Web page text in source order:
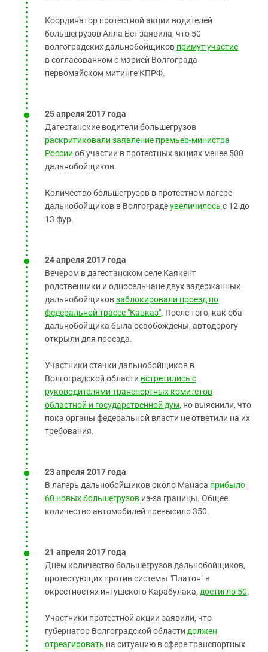
Координатор протестной акции водителей
большегрузов Алла Бег заявила, что 50
волгоградских дальнобойщиков примут участие
в согласованном с мэрией Волгограда
первомайском митинге КПРФ.
25 апреля 2017 года
Дагестанские водители большегрузов
раскритиковали заявление премьер-министра
России об участии в протестных акциях менее 500
дальнобойщиков.
Количество большегрузов в протестном лагере
дальнобойщиков в Волгоградеувеличилось с 12 до
13 фур.
24 апреля 2017 года
Вечером в дагестанском селе Каякент
родственники и односельчане двух задержанных
дальнобойщиковзаблокировали проезд по
федеральной трассе "Кавказ". После того, как оба
дальнобойщика была освобождены, автодорогу
открыли для проезда.
Участники стачки дальнобойщиков в
Волгоградской области встретились с
руководителями транспортных комитетов
областной и государственной дум, но выяснили, что
пока органы федеральной власти не ответили на их
требования.
23 апреля 2017 года
В лагерь дальнобойщиков около Манаса прибыло
60 новых большегрузов из-за границы. Общее
количество автомобилей превысило 350.
21 апреля 2017 года
Днем количество большегрузов дальнобойщиков,
протестующих против системы "Платон" в
окрестностях ингушского Карабулака, достигло 50.
Участники протестной акции заявили, что
губернатор Волгоградской области должен
отреагировать на ситуацию в сфере транспортных